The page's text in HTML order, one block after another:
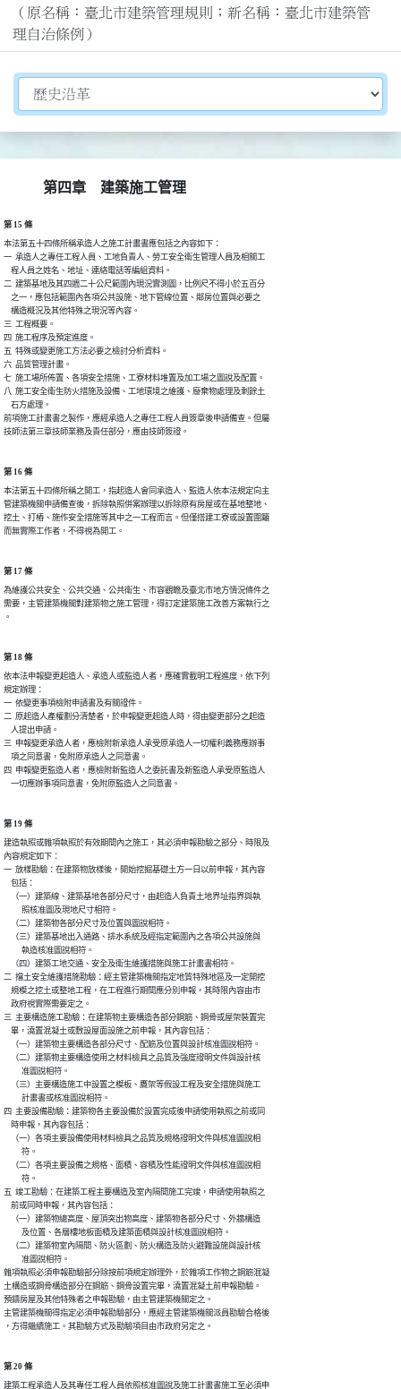
（原名稱：臺北市建築管理規則；新名稱：臺北市建築管
理自治條例）
切換選擇法規資訊內容
第四章 建築施工管理
第 15 條
本法第五十四條所稱承造人之施工計畫書應包括之內容如下：
一  承造人之專任工程人員、工地負責人、勞工安全衛生管理人員及相關工
    程人員之姓名、地址、連絡電話等編組資料。
二  建築基地及其四週二十公尺範圍內現況實測圖，比例尺不得小於五百分
    之一，應包括範圍內各項公共設施、地下管線位置、鄰房位置與必要之
    構造概況及其他特殊之現況等內容。
三  工程概要。
四  施工程序及預定進度。
五  特殊或變更施工方法必要之檢討分析資料。
六  品質管理計畫。
七  施工場所佈置、各項安全措施、工寮材料堆置及加工場之圖說及配置。
八  施工安全衛生防火措施及設備、工地環境之維護、廢棄物處理及剩餘土
    石方處理。
前項施工計畫書之製作，應經承造人之專任工程人員簽章後申請備查。但屬
技師法第三章技師業務及責任部分，應由技師簽證。
第 16 條
本法第五十四條所稱之開工，指起造人會同承造人、監造人依本法規定向主
管建築機關申請備查後，拆除執照併案辦理以拆除原有房屋或在基地整地、
挖土、打樁、施作安全措施等其中之一工程而言。但僅搭建工寮或設置圍籬
而無實際工作者，不得視為開工。
第 17 條
為維護公共安全、公共交通、公共衛生、市容觀瞻及臺北市地方情況條件之
需要，主管建築機關對建築物之施工管理，得訂定建築施工改善方案執行之
。
第 18 條
依本法申報變更起造人、承造人或監造人者，應確實載明工程進度，依下列
規定辦理：
一  依變更事項檢附申請書及有關證件。
二  原起造人產權劃分清楚者，於申報變更起造人時，得由變更部分之起造
    人提出申請。
三  申報變更承造人者，應檢附新承造人承受原承造人一切權利義務應辦事
    項之同意書，免附原承造人之同意書。
四  申報變更監造人者，應檢附新監造人之委託書及新監造人承受原監造人
    一切應辦事項同意書，免附原監造人之同意書。
第 19 條
建造執照或雜項執照於有效期間內之施工，其必須申報勘驗之部分、時限及
內容規定如下：
一  放樣勘驗：在建築物放樣後，開始挖掘基礎土方一日以前申報，其內容
    包括：
    （一）建築線、建築基地各部分尺寸，由起造人負責土地界址指界與執
          照核准圖及現地尺寸相符。
    （二）建築物各部分尺寸及位置與圖說相符。
    （三）建築基地出入通路、排水系統及經指定範圍內之各項公共設施與
          執造核准圖說相符。
    （四）建築工地交通、安全及衛生維護措施與施工計畫書相符。
二  擋土安全維護措施勘驗：經主管建築機關指定地質特殊地區及一定開挖
    規模之挖土或整地工程，在工程進行期間應分別申報，其時限內容由市
    政府視實際需要定之。
三  主要構造施工勘驗：在建築物主要構造各部分鋼筋、鋼骨或屋架裝置完
    畢，澆置混凝土或敷設屋面設施之前申報，其內容包括：
    （一）建築物主要構造各部分尺寸、配筋及位置與設計核准圖說相符。
    （二）建築物主要構造使用之材料檢具之品質及強度證明文件與設計核
          准圖說相符。
    （三）主要構造施工中設置之模板、鷹架等假設工程及安全措施與施工
          計畫書或核准圖說相符。
四  主要設備勘驗：建築物各主要設備於設置完成後申請使用執照之前或同
    時申報，其內容包括：
    （一）各項主要設備使用材料檢具之品質及規格證明文件與核准圖說相
          符。
    （二）各項主要設備之規格、面積、容積及性能證明文件與核准圖說相
          符。
五  竣工勘驗：在建築工程主要構造及室內隔間施工完竣，申請使用執照之
    前或同時申報，其內容包括：
    （一）建築物總高度、屋頂突出物高度、建築物各部分尺寸、外牆構造
          及位置、各層樓地板面積及建築面積與設計核准圖說相符。
    （二）建築物室內隔間、防火區劃、防火構造及防火避難設施與設計核
          准圖說相符。
雜項執照必須申報勘驗部分除按前項規定辦理外，於雜項工作物之鋼筋混凝
土構造或鋼骨構造部分在鋼筋、鋼骨設置完畢，澆置混凝土前申報勘驗。
預鑄房屋及其他特殊者之申報勘驗，由主管建築機關定之。
主管建築機關得指定必須申報勘驗部分，應經主管建築機關派員勘驗合格後
，方得繼續施工。其勘驗方式及勘驗項目由市政府另定之。
第 20 條
建築工程承造人及其專任工程人員依照核准圖說及施工計畫書施工至必須申